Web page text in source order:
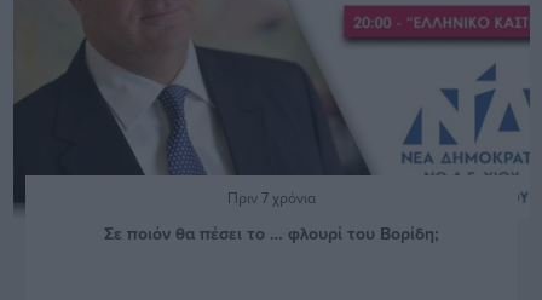
Πριν 7 χρόνια
Σε ποιόν θα πέσει το … φλουρί του Βορίδη;